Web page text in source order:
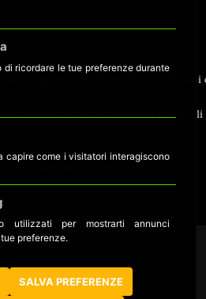
stata aggiornata il 20/03/2026 e
questa pagina per
sistema Cookie Scanner GDPR v2.0.0
ricordare le tue preferenze durante
capire come i visitatori interagiscono
utilizzati per mostrarti annunci
preferenze.
SALVA PREFERENZE